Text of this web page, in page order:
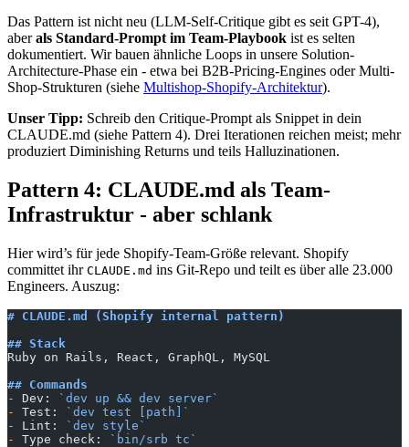
Das Pattern ist nicht neu (LLM-Self-Critique gibt es seit GPT-4),
aberals Standard-Prompt im Team-Playbook ist es selten
dokumentiert. Wir bauen ähnliche Loops in unsere Solution-
Architecture-Phase ein - etwa bei B2B-Pricing-Engines oder Multi-
Shop-Strukturen (siehe Multishop-Shopify-Architektur).
Unser Tipp: Schreib den Critique-Prompt als Snippet in dein
CLAUDE.md (siehe Pattern 4). Drei Iterationen reichen meist; mehr
produziert Diminishing Returns und teils Halluzinationen.
Pattern 4: CLAUDE.md als Team-
Infrastruktur - aber schlank
Hier wird’s für jede Shopify-Team-Größe relevant. Shopify
committet ihr CLAUDE.md ins Git-Repo und teilt es über alle 23.000
Engineers. Auszug:
# CLAUDE.md (Shopify internal pattern)
## Stack
Ruby on Rails, React, GraphQL, MySQL
## Commands
-
Dev:
`dev up && dev server`
-
Test:
`dev test [path]`
-
Lint:
`dev style`
-
Type check:
`bin/srb tc`